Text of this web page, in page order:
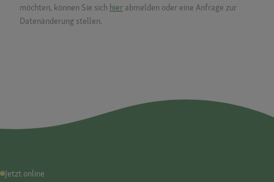
möchten, können Sie sich hier abmelden oder eine Anfrage zur
Datenänderung stellen.
Jetzt online